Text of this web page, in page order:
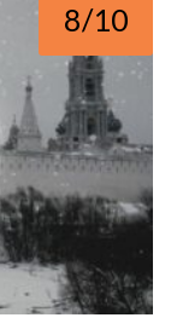
8/10